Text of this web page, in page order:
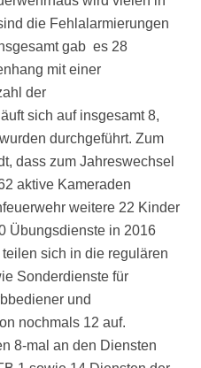
die Fehlalarmierungen
gab es 28
mit einer
der
sich auf insgesamt 8,
durchgeführt. Zum
dass zum Jahreswechsel
aktive Kameraden
weitere 22 Kinder
Übungsdienste in 2016
sich in die regulären
Sonderdienste für
und
nochmals 12 auf.
8-mal an den Diensten